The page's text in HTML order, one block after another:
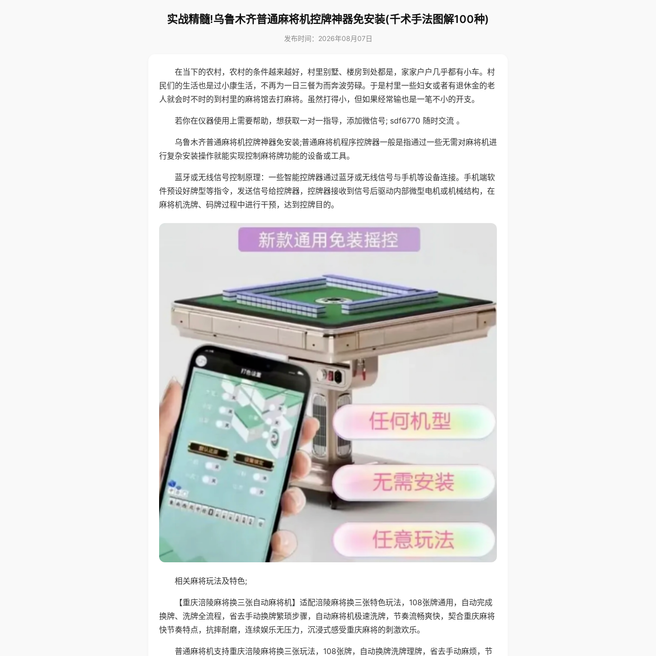
实战精髓!乌鲁木齐普通麻将机控牌神器免安装(千术手法图解100种)
发布时间：2026年08月07日
在当下的农村，农村的条件越来越好，村里别墅、楼房到处都是，家家户户几乎都有小车。村
民们的生活也是过小康生活，不再为一日三餐为而奔波劳碌。于是村里一些妇女或者有退休金的老
人就会时不时的到村里的麻将馆去打麻将。虽然打得小，但如果经常输也是一笔不小的开支。
若你在仪器使用上需要帮助，想获取一对一指导，添加微信号; sdf6770 随时交流 。
乌鲁木齐普通麻将机控牌神器免安装;普通麻将机程序控牌器一般是指通过一些无需对麻将机进
行复杂安装操作就能实现控制麻将牌功能的设备或工具。
蓝牙或无线信号控制原理：一些智能控牌器通过蓝牙或无线信号与手机等设备连接。手机端软
件预设好牌型等指令，发送信号给控牌器，控牌器接收到信号后驱动内部微型电机或机械结构，在
麻将机洗牌、码牌过程中进行干预，达到控牌目的。
相关麻将玩法及特色;
【重庆涪陵麻将换三张自动麻将机】适配涪陵麻将换三张特色玩法，108张牌通用，自动完成
换牌、洗牌全流程，省去手动换牌繁琐步骤，自动麻将机极速洗牌，节奏流畅爽快，契合重庆麻将
快节奏特点，抗摔耐磨，连续娱乐无压力，沉浸式感受重庆麻将的刺激欢乐。
普通麻将机支持重庆涪陵麻将换三张玩法，108张牌，自动换牌洗牌理牌，省去手动麻烦，节